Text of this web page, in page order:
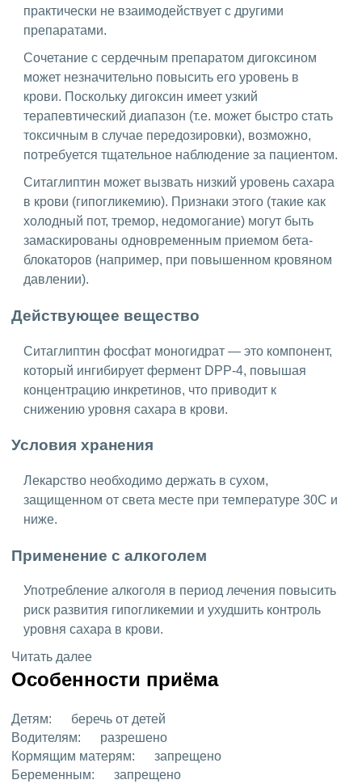
практически не взаимодействует с другими
препаратами.
Сочетание с сердечным препаратом дигоксином
может незначительно повысить его уровень в
крови. Поскольку дигоксин имеет узкий
терапевтический диапазон (т.е. может быстро стать
токсичным в случае передозировки), возможно,
потребуется тщательное наблюдение за пациентом.
Ситаглиптин может вызвать низкий уровень сахара
в крови (гипогликемию). Признаки этого (такие как
холодный пот, тремор, недомогание) могут быть
замаскированы одновременным приемом бета-
блокаторов (например, при повышенном кровяном
давлении).
Действующее вещество
Ситаглиптин фосфат моногидрат — это компонент,
который ингибирует фермент DPP-4, повышая
концентрацию инкретинов, что приводит к
снижению уровня сахара в крови.
Условия хранения
Лекарство необходимо держать в сухом,
защищенном от света месте при температуре 30C и
ниже.
Применение с алкоголем
Употребление алкоголя в период лечения повысить
риск развития гипогликемии и ухудшить контроль
уровня сахара в крови.
Читать далее
Особенности приёма
Детям:
беречь от детей
Водителям:
разрешено
Кормящим матерям:
запрещено
Беременным:
запрещено